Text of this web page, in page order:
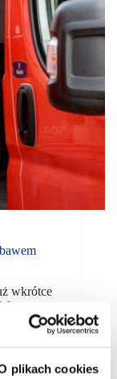
plikach cookies
wkrótce
7 dni